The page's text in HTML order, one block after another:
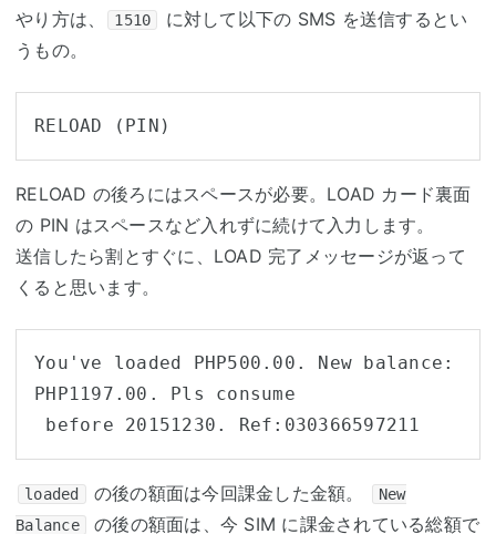
やり方は、
1510
に対して以下の SMS を送信するとい
うもの。
RELOAD (PIN)
RELOAD の後ろにはスペースが必要。LOAD カード裏面
の PIN はスペースなど入れずに続けて入力します。
送信したら割とすぐに、LOAD 完了メッセージが返って
くると思います。
You've loaded PHP500.00. New balance:
PHP1197.00. Pls consume
before 20151230. Ref:030366597211
loaded の後の額面は今回課金した金額。
New
Balance
の後の額面は、今 SIM に課金されている総額で